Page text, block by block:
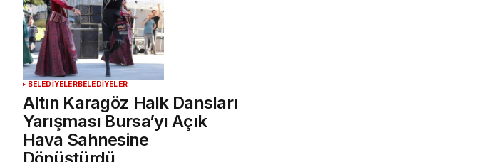
BELEDİYELERBELEDİYELER
Altın Karagöz Halk Dansları
Yarışması Bursa’yı Açık
Hava Sahnesine